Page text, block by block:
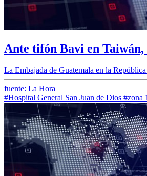
Ante tifón Bavi en
La Embajada de Guatemala en la
fuente: La Hora
#Hospital General San Juan de Dios #zona